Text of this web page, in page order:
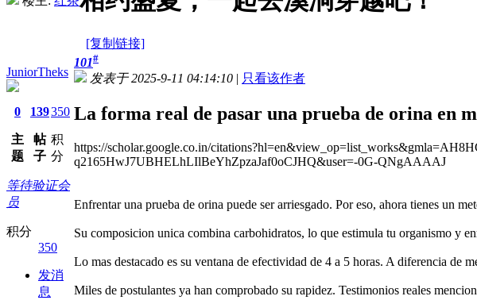
[复制链接]
JuniorTheks
0
主
题
139
帖
子
350
积
分
等待验证会
员
积分
350
发消
息
101#
发表于 2025-9-11 04:14:10 | 只看该作者
La forma real de pasar una prueba de orina en
https://scholar.google.co.in/
q2165HwJ7UBHELhLIlBeYhZpzaJaf0oCJHQ&user=-0G-QNgAAAAJ
Enfrentar una prueba de orina puede ser arriesgado. Por eso, ahora tienes un
Su composicion unica combina carbohidratos, lo que estimula tu organismo y
Lo mas destacado es su ventana de efectividad de 4 a 5 horas. A diferencia de
Miles de postulantes ya han comprobado su rapidez. Testimonios reales